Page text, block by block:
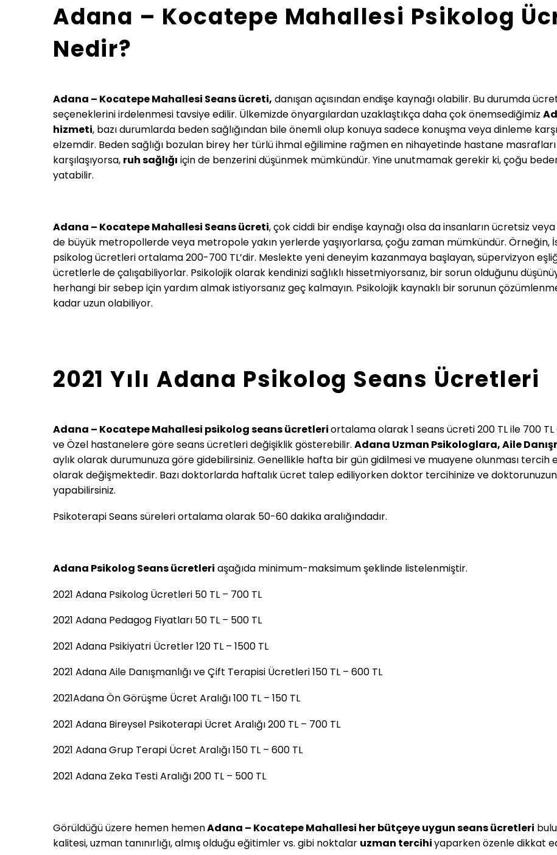
Adana – Kocatepe Mahallesi Psikolog
Nedir?
Adana – Kocatepe Mahallesi Seans ücreti, danışan açısından endişe kaynağı olabilir. Bu durumda
seçeneklerini irdelenmesi tavsiye edilir. Ülkemizde önyargılardan uzaklaştıkça daha çok önemsediğimiz
hizmeti, bazı durumlarda beden sağlığından bile önemli olup konuya sadece konuşma veya dinleme
elzemdir. Beden sağlığı bozulan birey her türlü ihmal eğilimine rağmen en nihayetinde hastane
karşılaşıyorsa, ruh sağlığı için de benzerini düşünmek mümkündür. Yine unutmamak gerekir ki, çoğu
yatabilir.
Adana – Kocatepe Mahallesi Seans ücreti, çok ciddi bir endişe kaynağı olsa da insanların ücretsiz
de büyük metropollerde veya metropole yakın yerlerde yaşıyorlarsa, çoğu zaman mümkündür. Örneğin,
psikolog ücretleri ortalama 200-700 TL’dir. Meslekte yeni deneyim kazanmaya başlayan, süpervizyon
ücretlerle de çalışabiliyorlar. Psikolojik olarak kendinizi sağlıklı hissetmiyorsanız, bir sorun olduğunu
herhangi bir sebep için yardım almak istiyorsanız geç kalmayın. Psikolojik kaynaklı bir sorunun
kadar uzun olabiliyor.
2021 Yılı Adana Psikolog Seans Ücretleri
Adana – Kocatepe Mahallesi psikolog seans ücretleriortalama olarak 1 seans ücreti 200 TL ile 700
ve Özel hastanelere göre seans ücretleri değişiklik gösterebilir. Adana Uzman Psikologlara, Aile
aylık olarak durumunuza göre gidebilirsiniz. Genellikle hafta bir gün gidilmesi ve muayene olunması tercih
olarak değişmektedir. Bazı doktorlarda haftalık ücret talep ediliyorken doktor tercihinize ve
yapabilirsiniz.
Psikoterapi Seans süreleri ortalama olarak 50-60 dakika aralığındadır.
Adana Psikolog Seans ücretleri aşağıda minimum-maksimum şeklinde listelenmiştir.
2021 Adana Psikolog Ücretleri 50 TL – 700 TL
2021 Adana Pedagog Fiyatları 50 TL – 500 TL
2021 Adana Psikiyatri Ücretler 120 TL – 1500 TL
2021 Adana Aile Danışmanlığı ve Çift Terapisi Ücretleri 150 TL – 600 TL
2021Adana Ön Görüşme Ücret Aralığı 100 TL ­­­– 150 TL
2021 Adana Bireysel Psikoterapi Ücret Aralığı 200 TL – 700 TL
2021 Adana Grup Terapi Ücret Aralığı 150 TL – 600 TL
2021 Adana Zeka Testi Aralığı 200 TL – 500 TL
Görüldüğü üzere hemen hemenAdana – Kocatepe Mahallesi her bütçeye uygun seans ücretleri
kalitesi, uzman tanınırlığı, almış olduğu eğitimler vs. gibi noktalar uzman tercihiyaparken özenle dikkat